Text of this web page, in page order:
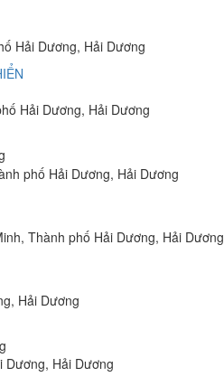
Hải Dương, Hải Dương
Hải Dương, Hải Dương
phố Hải Dương, Hải Dương
Thành phố Hải Dương, Hải Dương
Hải Dương
Dương, Hải Dương